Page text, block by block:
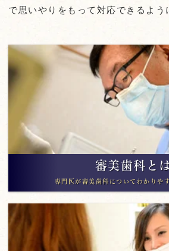
で思いやりをもって対応できるよう
審美歯科と
専門医が審美歯科についてわかりや